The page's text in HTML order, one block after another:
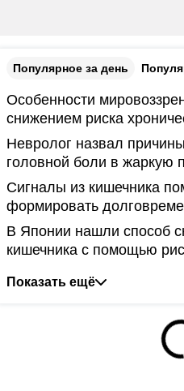
Популярное за день
Особенности
снижением риска
Невролог назвал
головной боли в жаркую
Сигналы из кишечника
формировать
В Японии нашли способ
кишечника с помощью
Показать ещё